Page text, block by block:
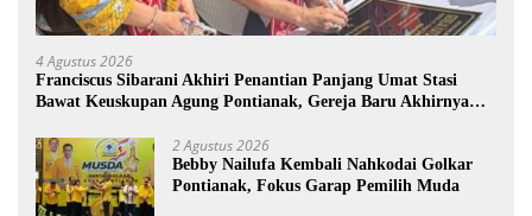
4 Agustus 2026
Franciscus Sibarani Akhiri Penantian Panjang Umat Stasi
Bawat Keuskupan Agung Pontianak, Gereja Baru Akhirnya
2 Agustus 2026
Bebby Nailufa Kembali Nahkodai Golkar
Pontianak, Fokus Garap Pemilih Muda